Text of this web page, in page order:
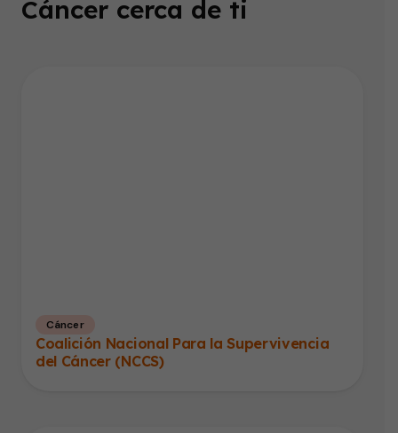
Cáncer cerca de ti
Cáncer
Coalición Nacional Para la Supervivencia
del Cáncer (NCCS)